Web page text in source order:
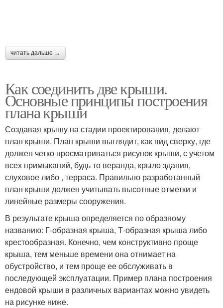
читать дальше →
Как соединить две крыши.
Основные принципы построения
плана крыши
Создавая крышу на стадии проектирования, делают
план крыши. План крыши выглядит, как вид сверху, где
должен четко просматриваться рисунок крыши, с учетом
всех примыканий, будь то веранда, крыло здания,
слуховое либо , терраса. Правильно разработанный
план крыши должен учитывать высотные отметки и
линейные размеры сооружения.
В результате крыша определяется по образному
названию: Г-образная крыша, Т-образная крыша либо
крестообразная. Конечно, чем конструктивно проще
крыша, тем меньше времени она отнимает на
обустройство, и тем проще ее обслуживать в
последующей эксплуатации. Пример плана построения
ендовой крыши в различных вариантах можно увидеть
на рисунке ниже.